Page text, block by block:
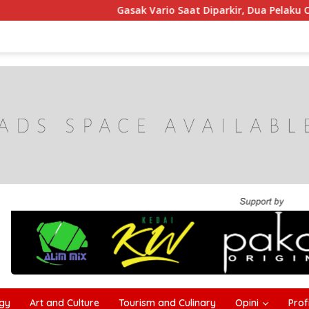
Gasak Vario Saat Diparkir, Dua Pelaku Curanmor di
Art and Culture Tourism and Culinary Opini